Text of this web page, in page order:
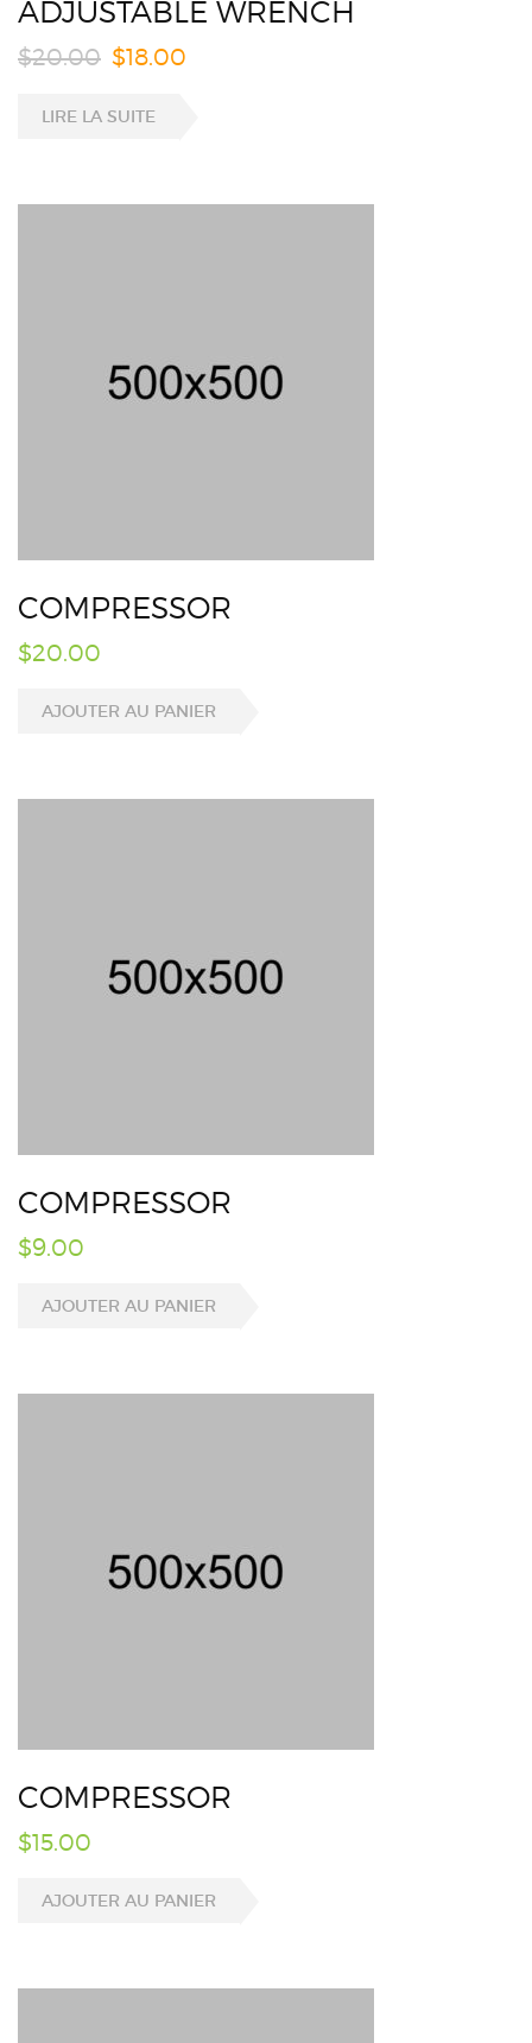
ADJUSTABLE WRENCH
$20.00 $18.00
LIRE LA SUITE
COMPRESSOR
$20.00
AJOUTER AU PANIER
COMPRESSOR
$9.00
AJOUTER AU PANIER
COMPRESSOR
$15.00
AJOUTER AU PANIER